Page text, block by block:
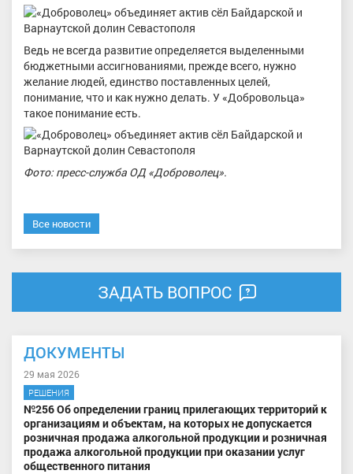
Ведь не всегда развитие определяется выделенными
бюджетными ассигнованиями, прежде всего, нужно
желание людей, единство поставленных целей,
понимание, что и как нужно делать. У «Добровольца»
такое понимание есть.
Фото: пресс-служба ОД «Доброволец».
Все новости
ЗАДАТЬ ВОПРОС
ДОКУМЕНТЫ
29 мая 2026
РЕШЕНИЯ
№256 Об определении границ прилегающих территорий к
организациям и объектам, на которых не допускается
розничная продажа алкогольной продукции и розничная
продажа алкогольной продукции при оказании услуг
общественного питания